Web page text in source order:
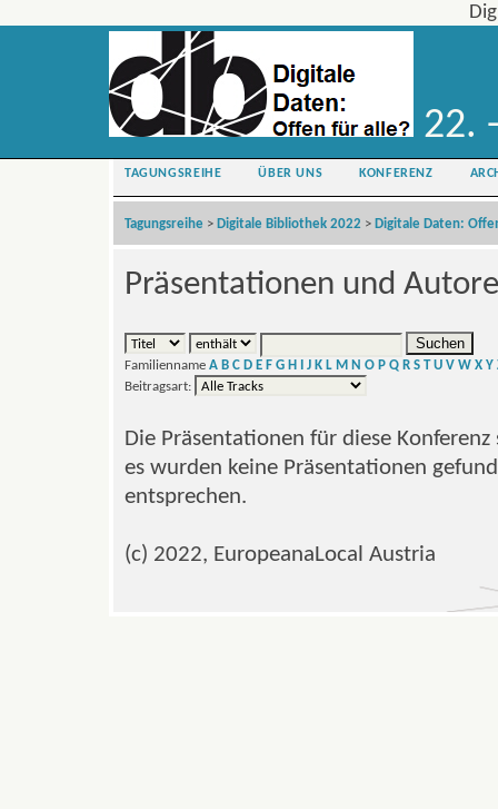
22.
TAGUNGSREIHE ÜBER UNS KONFERENZ
Tagungsreihe > Digitale Bibliothek 2022 > Digitale Daten:
Präsentationen und
Familienname A B C D E F G H J K L M N O P Q R S T U V W X Y
Beitragsart:
Die Präsentationen für diese
es wurden keine Präsentationen
entsprechen.
(c) 2022, EuropeanaLocal Austria